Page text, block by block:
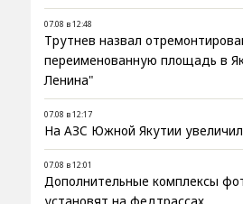
07.08 в 12:48
Трутнев назвал
переименованную площадь в
Ленина"
07.08 в 12:17
На АЗС Южной Якутии
07.08 в 12:01
Дополнительные комплексы